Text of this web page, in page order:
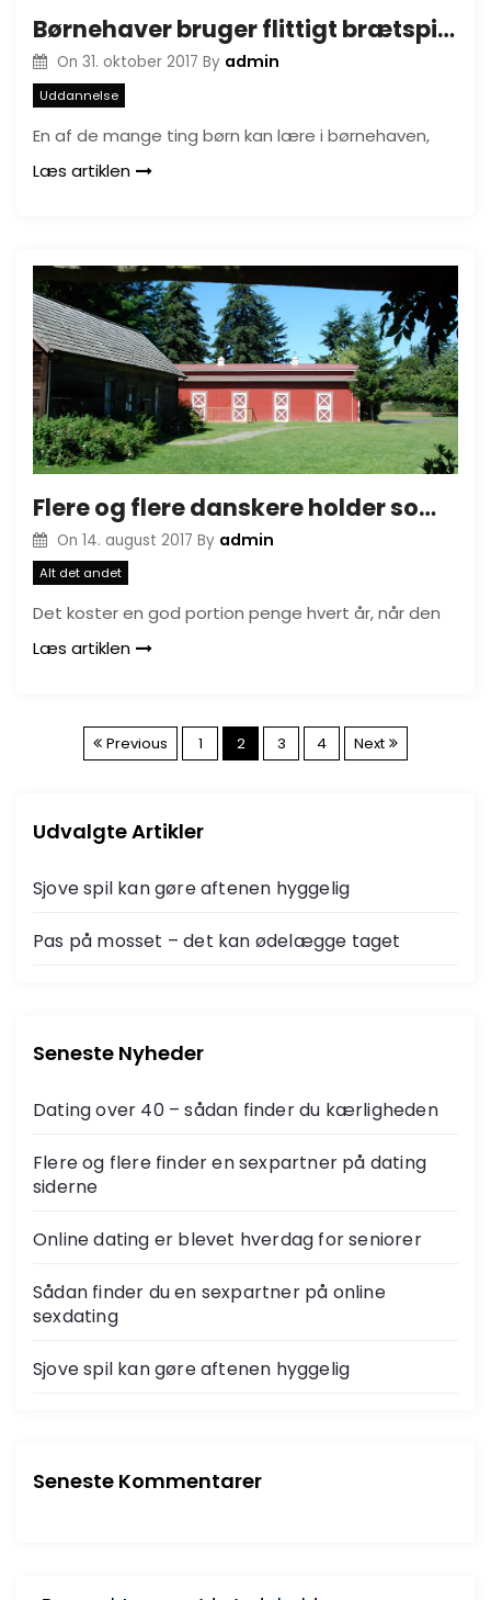
Børnehaver bruger flittigt brætspil og puslespil som indlæring
On 31. oktober 2017 By admin
Uddannelse
En af de mange ting børn kan lære i børnehaven,
Læs artiklen
Flere og flere danskere holder sommerferie på landet
On 14. august 2017 By admin
Alt det andet
Det koster en god portion penge hvert år, når den
Læs artiklen
I
l
æ
i
d
e
g
Previous 1 2 3 4 Next
Udvalgte Artikler
Sjove spil kan gøre aftenen hyggelig
Pas på mosset – det kan ødelægge taget
Seneste Nyheder
Dating over 40 – sådan finder du kærligheden
Flere og flere finder en sexpartner på dating
siderne
Online dating er blevet hverdag for seniorer
Sådan finder du en sexpartner på online
sexdating
Sjove spil kan gøre aftenen hyggelig
Seneste Kommentarer